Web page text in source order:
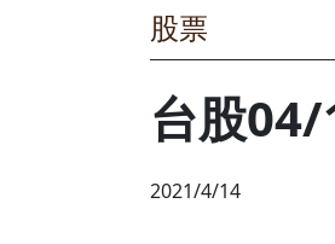
股票
台股
2021/4/14